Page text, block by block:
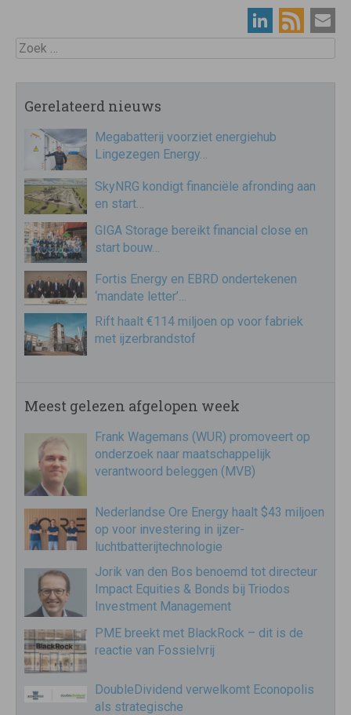
Zoek
Gerelateerd nieuws
Megabatterij voorziet energiehub
Lingezegen Energy…
SkyNRG kondigt financiële afronding aan
en start…
GIGA Storage bereikt financial close en
start bouw…
Fortis Energy en EBRD ondertekenen
‘mandate letter’…
Rift haalt €114 miljoen op voor fabriek
met ijzerbrandstof
Meest gelezen afgelopen week
Frank Wagemans (WUR) promoveert op
onderzoek naar maatschappelijk
verantwoord beleggen (MVB)
Nederlandse Ore Energy haalt $43 miljoen
op voor investering in ijzer-
luchtbatterijtechnologie
Jorik van den Bos benoemd tot directeur
Impact Equities & Bonds bij Triodos
Investment Management
PME breekt met BlackRock – dit is de
reactie van Fossielvrij
DoubleDividend verwelkomt Econopolis
als strategische